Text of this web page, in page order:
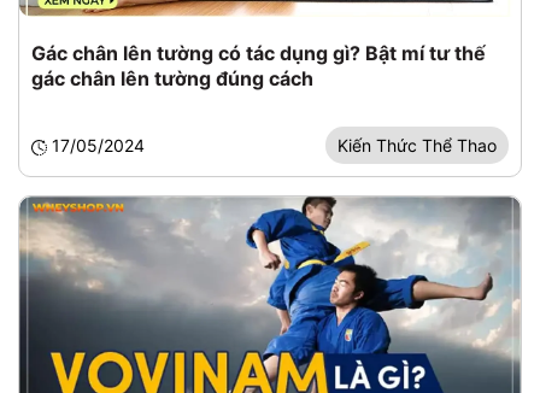
Gác chân lên tường có tác dụng gì? Bật mí tư thế
gác chân lên tường đúng cách
17/05/2024 Kiến Thức Thể Thao